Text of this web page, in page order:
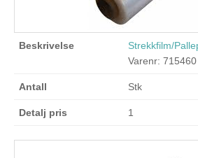
Strekkfilm/
Varenr: 715460
Stk
1